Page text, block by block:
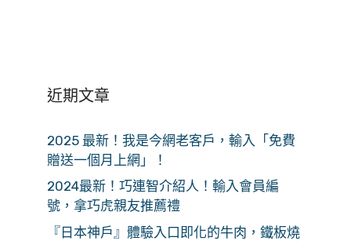
近期文章
2025 最新！我是今網老客戶，輸入「免費
贈送一個月上網」！
2024最新！巧連智介紹人！輸入會員編
號，拿巧虎親友推薦禮
『日本神戶』體驗入口即化的牛肉，鐵板燒